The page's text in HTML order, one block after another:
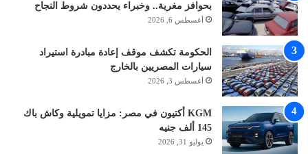
بحوافز مغرية.. وخبراء يحددون شروط النجاح
أغسطس 6, 2026
الحكومة تكشف موقف إعادة مبادرة استيراد
سيارات المصريين بالخارج
أغسطس 3, 2026
KGM أكتيون في مصر: مزايا تمويلية وكاش باك
145 ألف جنيه
يوليو 31, 2026